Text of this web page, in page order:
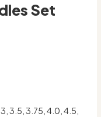
Set
3.5, 3.75, 4.0, 4.5,